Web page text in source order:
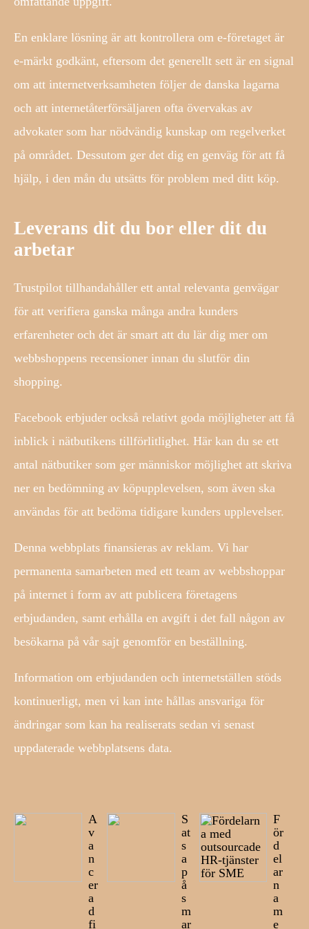
En enklare lösning är att kontrollera om e-företaget är
e-märkt godkänt, eftersom det generellt sett är en signal
om att internetverksamheten följer de danska lagarna
och att internetåterförsäljaren ofta övervakas av
advokater som har nödvändig kunskap om regelverket
på området. Dessutom ger det dig en genväg för att få
hjälp, i den mån du utsätts för problem med ditt köp.
Leverans dit du bor eller dit du
arbetar
Trustpilot tillhandahåller ett antal relevanta genvägar
för att verifiera ganska många andra kunders
erfarenheter och det är smart att du lär dig mer om
webbshoppens recensioner innan du slutför din
shopping.
Facebook erbjuder också relativt goda möjligheter att få
inblick i nätbutikens tillförlitlighet. Här kan du se ett
antal nätbutiker som ger människor möjlighet att skriva
ner en bedömning av köpupplevelsen, som även ska
användas för att bedöma tidigare kunders upplevelser.
Denna webbplats finansieras av reklam. Vi har
permanenta samarbeten med ett team av webbshoppar
på internet i form av att publicera företagens
erbjudanden, samt erhålla en avgift i det fall någon av
besökarna på vår sajt genomför en beställning.
Information om erbjudanden och internetställen stöds
kontinuerligt, men vi kan inte hållas ansvariga för
ändringar som kan ha realiserats sedan vi senast
uppdaterade webbplatsens data.
A
v
a
n
c
er
a
d
fi
S
at
s
a
p
å
s
m
ar
F
ör
d
el
ar
n
a
m
e